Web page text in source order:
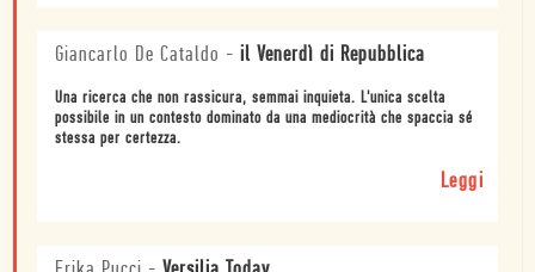
Giancarlo De Cataldo - il Venerdì di Repubblica
Una ricerca che non rassicura, semmai inquieta. L'unica scelta
possibile in un contesto dominato da una mediocrità che spaccia sé
stessa per certezza.
Leggi